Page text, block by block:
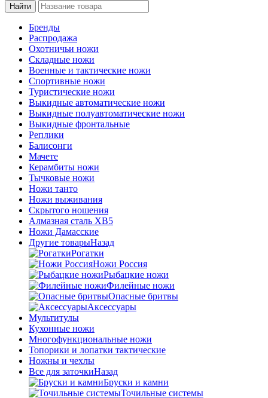
Бренды
Распродажа
Охотничьи ножи
Складные ножи
Военные и тактические ножи
Спортивные ножи
Туристические ножи
Выкидные автоматические ножи
Выкидные полуавтоматические ножи
Выкидные фронтальные
Реплики
Балисонги
Мачете
Керамбиты ножи
Тычковые ножи
Ножи танто
Ножи выживания
Скрытого ношения
Алмазная сталь ХВ5
Ножи Дамасские
Другие товарыНазад
Рогатки
Ножи Россия
Рыбацкие ножи
Филейные ножи
Опасные бритвы
Аксессуары
Мультитулы
Кухонные ножи
Многофункциональные ножи
Топорики и лопатки тактические
Ножны и чехлы
Все для заточкиНазад
Бруски и камни
Точильные системы